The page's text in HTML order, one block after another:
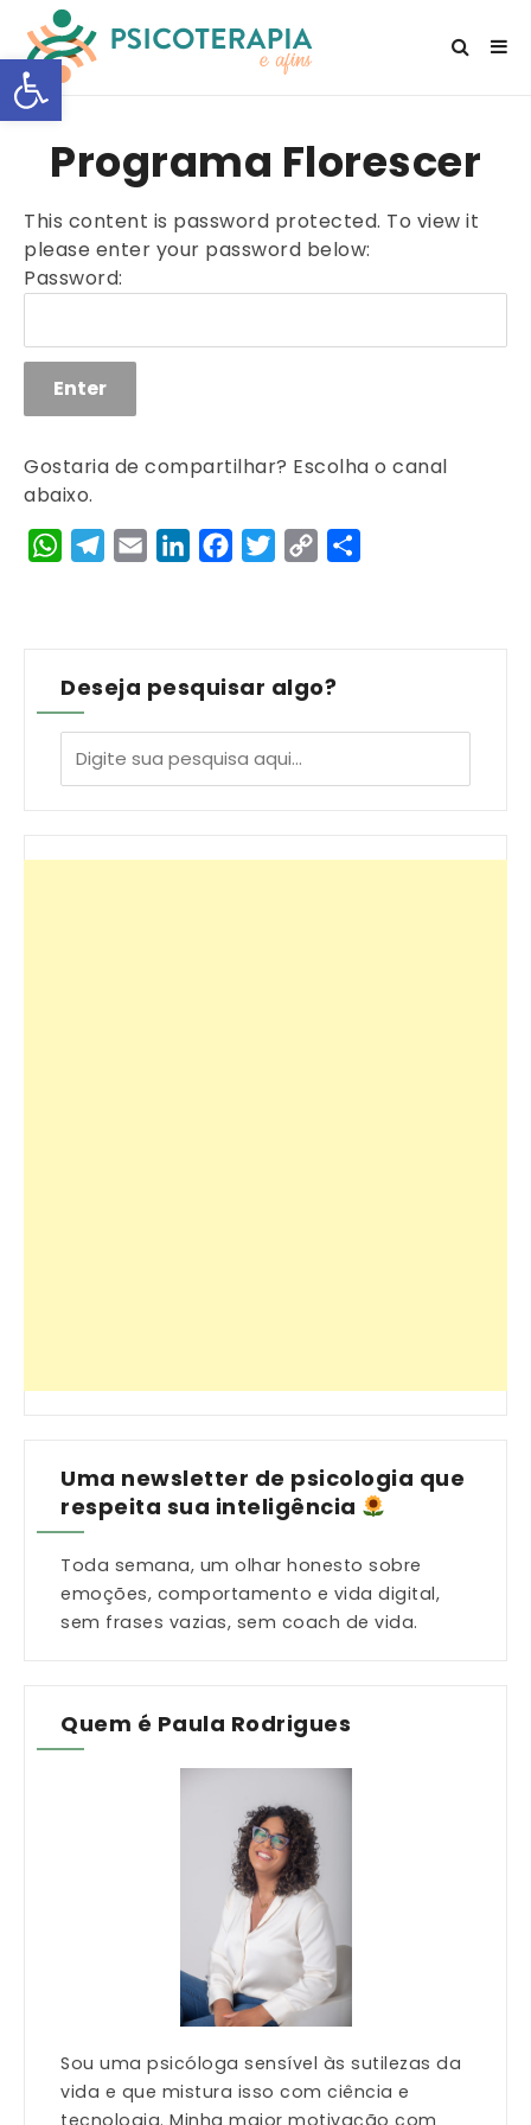
Open toolbar
Programa Florescer
This content is password protected. To view it
please enter your password below:
Password:
Gostaria de compartilhar? Escolha o canal
abaixo.
WhatsApp
Telegram
Email LinkedInFacebookTwitter
Copy
Deseja pesquisar algo?
Uma newsletter de psicologia que
respeita sua inteligência
Toda semana, um olhar honesto sobre
emoções, comportamento e vida digital,
sem frases vazias, sem coach de vida.
Quem é Paula Rodrigues
Sou uma psicóloga sensível às sutilezas da
vida e que mistura isso com ciência e
tecnologia. Minha maior motivação com